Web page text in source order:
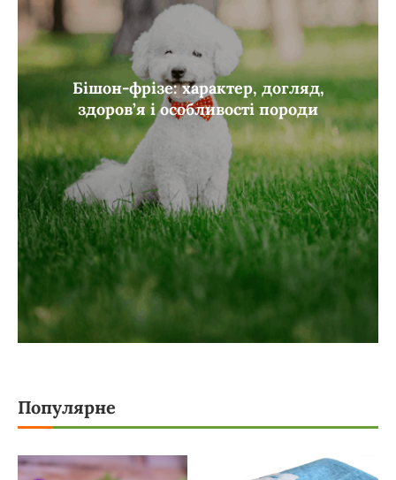
Бішон-фрізе: характер, догляд,
здоров’я і особливості породи
Популярне